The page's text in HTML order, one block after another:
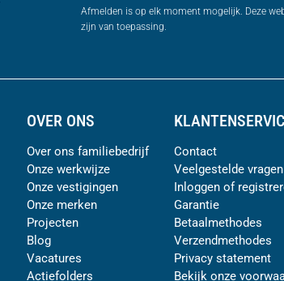
Afmelden is op elk moment mogelijk. Deze
zijn van toepassing.
OVER ONS
Over ons familiebedrijf
Onze werkwijze
Onze vestigingen
Onze merken
Projecten
Blog
Vacatures
Actiefolders
Contact
Veelgestelde vragen
Inloggen of
Garantie
Betaalmethodes
Verzendmethodes
Privacy statement
Bekijk onze